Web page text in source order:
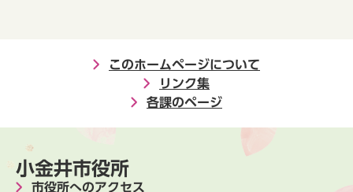
このホームページについて
リンク集
各課のページ
小金井市役所
市役所へのアクセス